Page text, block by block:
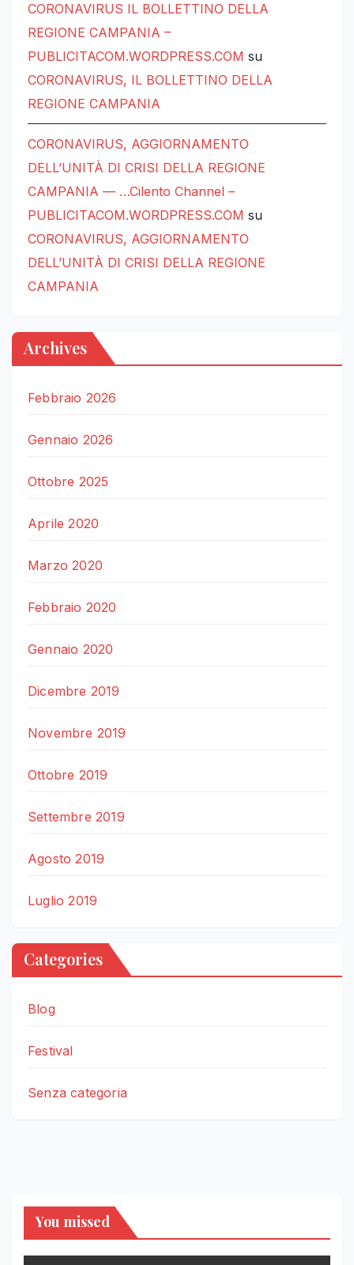
CORONAVIRUS IL BOLLETTINO DELLA
REGIONE CAMPANIA –
PUBLICITACOM.WORDPRESS.COM su
CORONAVIRUS, IL BOLLETTINO DELLA
REGIONE CAMPANIA
CORONAVIRUS, AGGIORNAMENTO
DELL’UNITÀ DI CRISI DELLA REGIONE
CAMPANIA — …Cilento Channel –
PUBLICITACOM.WORDPRESS.COM su
CORONAVIRUS, AGGIORNAMENTO
DELL’UNITÀ DI CRISI DELLA REGIONE
CAMPANIA
Archives
Febbraio 2026
Gennaio 2026
Ottobre 2025
Aprile 2020
Marzo 2020
Febbraio 2020
Gennaio 2020
Dicembre 2019
Novembre 2019
Ottobre 2019
Settembre 2019
Agosto 2019
Luglio 2019
Categories
Blog
Festival
Senza categoria
You missed